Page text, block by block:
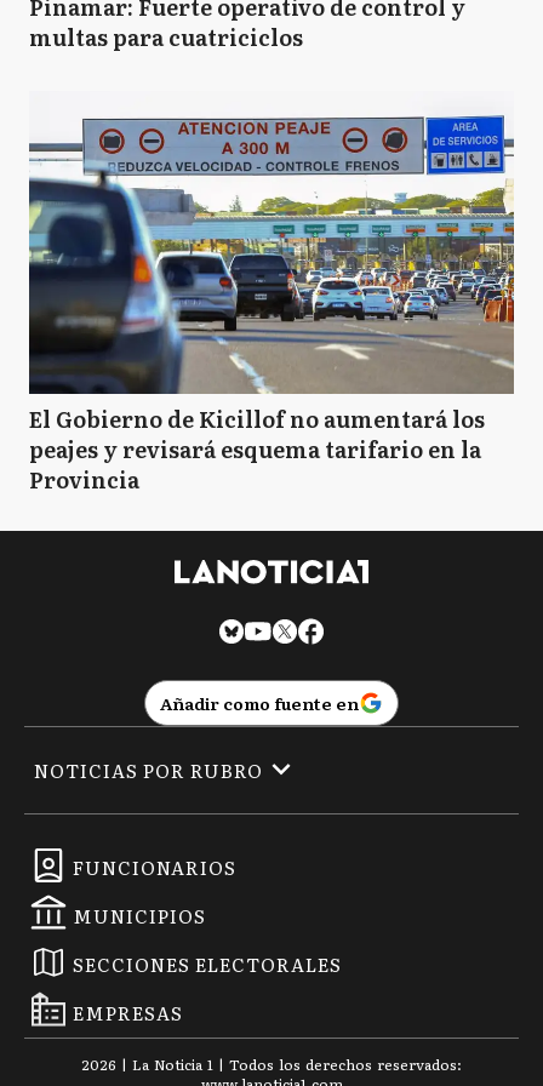
Pinamar: Fuerte operativo de control y
multas para cuatriciclos
El Gobierno de Kicillof no aumentará los
peajes y revisará esquema tarifario en la
Provincia
Añadir como fuente en
FUNCIONARIOS
MUNICIPIOS
SECCIONES ELECTORALES
EMPRESAS
NOTICIAS POR RUBRO
2026 | La Noticia 1 | Todos los derechos reservados: